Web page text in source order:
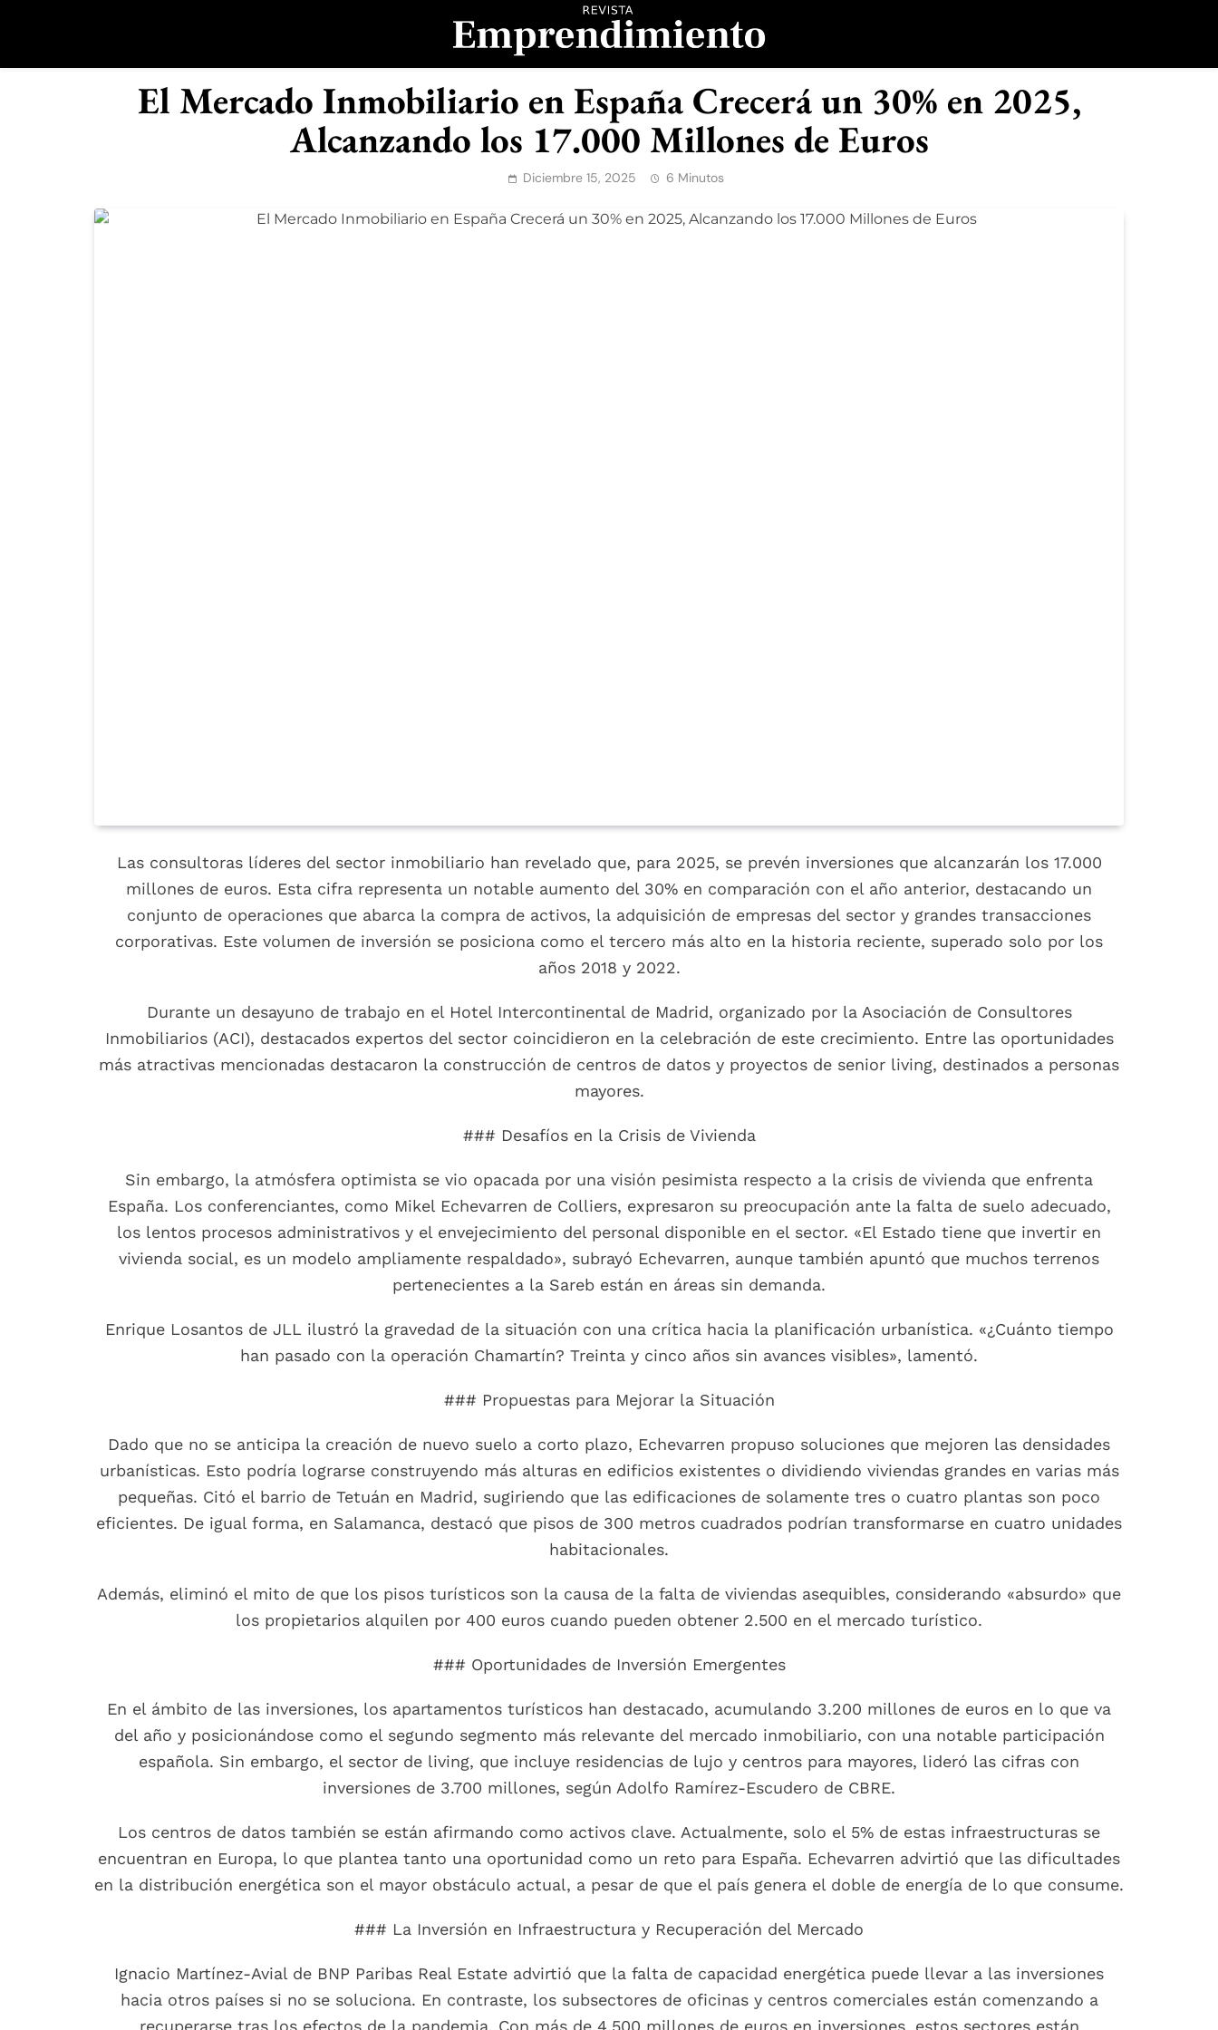
Revista Emprendimiento
El Mercado Inmobiliario en España Crecerá un 30% en 2025,
Alcanzando los 17.000 Millones de Euros
Diciembre 15, 2025 6 Minutos
Las consultoras líderes del sector inmobiliario han revelado que, para 2025, se prevén inversiones que alcanzarán los 17.000
millones de euros. Esta cifra representa un notable aumento del 30% en comparación con el año anterior, destacando un
conjunto de operaciones que abarca la compra de activos, la adquisición de empresas del sector y grandes transacciones
corporativas. Este volumen de inversión se posiciona como el tercero más alto en la historia reciente, superado solo por los
años 2018 y 2022.
Durante un desayuno de trabajo en el Hotel Intercontinental de Madrid, organizado por la Asociación de Consultores
Inmobiliarios (ACI), destacados expertos del sector coincidieron en la celebración de este crecimiento. Entre las oportunidades
más atractivas mencionadas destacaron la construcción de centros de datos y proyectos de senior living, destinados a personas
mayores.
### Desafíos en la Crisis de Vivienda
Sin embargo, la atmósfera optimista se vio opacada por una visión pesimista respecto a la crisis de vivienda que enfrenta
España. Los conferenciantes, como Mikel Echevarren de Colliers, expresaron su preocupación ante la falta de suelo adecuado,
los lentos procesos administrativos y el envejecimiento del personal disponible en el sector. «El Estado tiene que invertir en
vivienda social, es un modelo ampliamente respaldado», subrayó Echevarren, aunque también apuntó que muchos terrenos
pertenecientes a la Sareb están en áreas sin demanda.
Enrique Losantos de JLL ilustró la gravedad de la situación con una crítica hacia la planificación urbanística. «¿Cuánto tiempo
han pasado con la operación Chamartín? Treinta y cinco años sin avances visibles», lamentó.
### Propuestas para Mejorar la Situación
Dado que no se anticipa la creación de nuevo suelo a corto plazo, Echevarren propuso soluciones que mejoren las densidades
urbanísticas. Esto podría lograrse construyendo más alturas en edificios existentes o dividiendo viviendas grandes en varias más
pequeñas. Citó el barrio de Tetuán en Madrid, sugiriendo que las edificaciones de solamente tres o cuatro plantas son poco
eficientes. De igual forma, en Salamanca, destacó que pisos de 300 metros cuadrados podrían transformarse en cuatro unidades
habitacionales.
Además, eliminó el mito de que los pisos turísticos son la causa de la falta de viviendas asequibles, considerando «absurdo» que
los propietarios alquilen por 400 euros cuando pueden obtener 2.500 en el mercado turístico.
### Oportunidades de Inversión Emergentes
En el ámbito de las inversiones, los apartamentos turísticos han destacado, acumulando 3.200 millones de euros en lo que va
del año y posicionándose como el segundo segmento más relevante del mercado inmobiliario, con una notable participación
española. Sin embargo, el sector de living, que incluye residencias de lujo y centros para mayores, lideró las cifras con
inversiones de 3.700 millones, según Adolfo Ramírez-Escudero de CBRE.
Los centros de datos también se están afirmando como activos clave. Actualmente, solo el 5% de estas infraestructuras se
encuentran en Europa, lo que plantea tanto una oportunidad como un reto para España. Echevarren advirtió que las dificultades
en la distribución energética son el mayor obstáculo actual, a pesar de que el país genera el doble de energía de lo que consume.
### La Inversión en Infraestructura y Recuperación del Mercado
Ignacio Martínez-Avial de BNP Paribas Real Estate advirtió que la falta de capacidad energética puede llevar a las inversiones
hacia otros países si no se soluciona. En contraste, los subsectores de oficinas y centros comerciales están comenzando a